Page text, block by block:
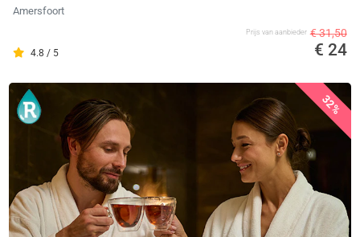
Amersfoort
4.8 / 5
Prijs van aanbieder € 31,50
€ 24
32%